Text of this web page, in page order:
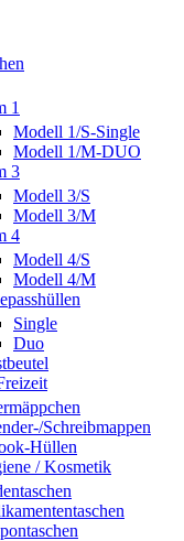
1
Modell 1/S-Single
Modell 1/M-DUO
3
Modell 3/S
Modell 3/M
4
Modell 4/S
Modell 4/M
Single
Duo
Schreibmappen
Hüllen
/ Kosmetik